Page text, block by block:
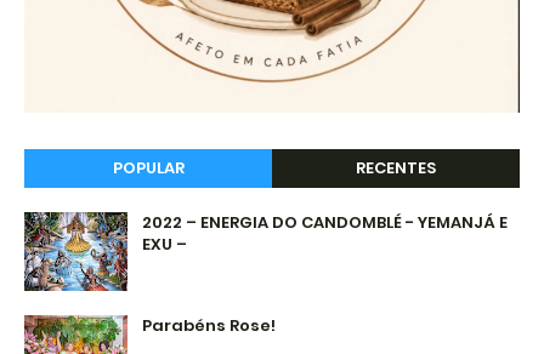
POPULAR RECENTES
2022 – ENERGIA DO CANDOMBLÉ - YEMANJÁ E
EXU –
Parabéns Rose!